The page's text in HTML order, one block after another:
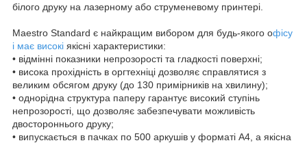
білого друку на лазерному або струменевому принтері.
Maestro Standard є найкращим вибором для будь-якого офісу
і має високі якісні характеристики:
• відмінні показники непрозорості та гладкості поверхні;
• висока прохідність в оргтехніці дозволяє справлятися з
великим обсягом друку (до 130 примірників на хвилину);
• однорідна структура паперу гарантує високий ступінь
непрозорості, що дозволяє забезпечувати можливість
двостороннього друку;
• випускається в пачках по 500 аркушів у форматі А4, а якісна